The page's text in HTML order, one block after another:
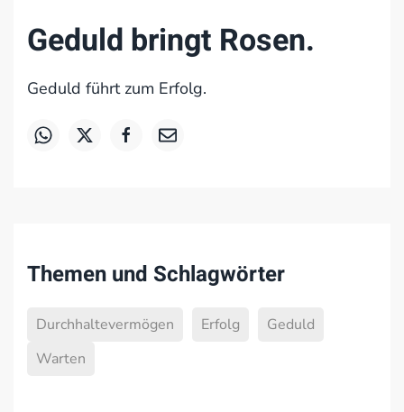
Geduld bringt Rosen.
Geduld führt zum Erfolg.
Themen und Schlagwörter
Durchhaltevermögen Erfolg
Geduld
Warten